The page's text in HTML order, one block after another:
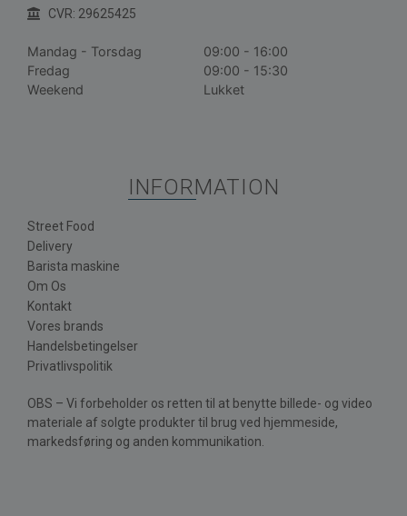
CVR: 29625425
Mandag - Torsdag
09:00 - 16:00
Fredag
09:00 - 15:30
Weekend
Lukket
INFORMATION
Street Food
Delivery
Barista maskine
Om Os
Kontakt
Vores brands
Handelsbetingelser
Privatlivspolitik
OBS – Vi forbeholder os retten til at benytte billede- og video
materiale af solgte produkter til brug ved hjemmeside,
markedsføring og anden kommunikation.